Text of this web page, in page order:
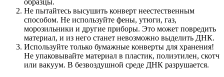
образцы.
Не пытайтесь высушить конверт неестественным
способом. Не используйте фены, утюги, газ,
морозильники и другие приборы. Это может повредить
материал, и из него станет невозможно выделить ДНК.
Используйте только бумажные конверты для хранения!
Не упаковывайте материал в пластик, полиэтилен, скотч
или вакуум. В безвоздушной среде ДНК разрушается.